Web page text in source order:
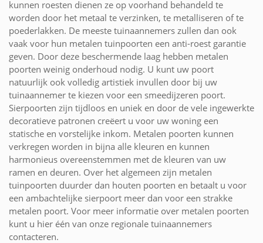
kunnen roesten dienen ze op voorhand behandeld te
worden door het metaal te verzinken, te metalliseren of te
poederlakken. De meeste tuinaannemers zullen dan ook
vaak voor hun metalen tuinpoorten een anti-roest garantie
geven. Door deze beschermende laag hebben metalen
poorten weinig onderhoud nodig. U kunt uw poort
natuurlijk ook volledig artistiek invullen door bij uw
tuinaannemer te kiezen voor een smeedijzeren poort.
Sierpoorten zijn tijdloos en uniek en door de vele ingewerkte
decoratieve patronen creëert u voor uw woning een
statische en vorstelijke inkom. Metalen poorten kunnen
verkregen worden in bijna alle kleuren en kunnen
harmonieus overeenstemmen met de kleuren van uw
ramen en deuren. Over het algemeen zijn metalen
tuinpoorten duurder dan houten poorten en betaalt u voor
een ambachtelijke sierpoort meer dan voor een strakke
metalen poort. Voor meer informatie over metalen poorten
kunt u hier één van onze regionale tuinaannemers
contacteren.